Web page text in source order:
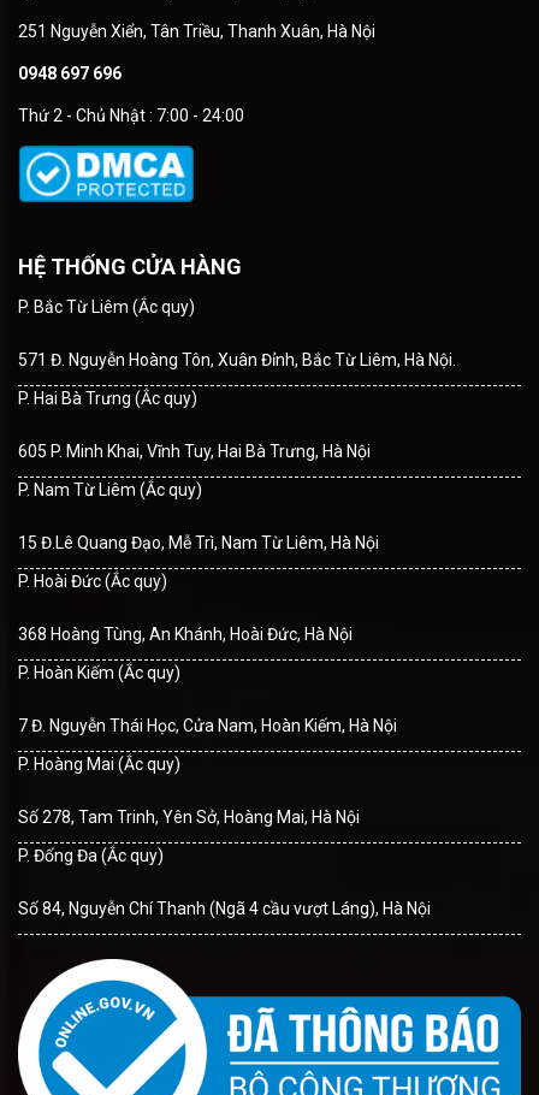
251 Nguyễn Xiển, Tân Triều, Thanh Xuân, Hà Nội
0948 697 696
Thứ 2 - Chủ Nhật : 7:00 - 24:00
HỆ THỐNG CỬA HÀNG
P. Bắc Từ Liêm (Ắc quy)
571 Đ. Nguyễn Hoàng Tôn, Xuân Đỉnh, Bắc Từ Liêm, Hà Nội.
P. Hai Bà Trưng (Ắc quy)
605 P. Minh Khai, Vĩnh Tuy, Hai Bà Trưng, Hà Nội
P. Nam Từ Liêm (Ắc quy)
15 Đ.Lê Quang Đạo, Mễ Trì, Nam Từ Liêm, Hà Nội
P. Hoài Đức (Ắc quy)
368 Hoàng Tùng, An Khánh, Hoài Đức, Hà Nội
P. Hoàn Kiếm (Ắc quy)
7 Đ. Nguyễn Thái Học, Cửa Nam, Hoàn Kiếm, Hà Nội
P. Hoàng Mai (Ắc quy)
Số 278, Tam Trinh, Yên Sở, Hoàng Mai, Hà Nội
P. Đống Đa (Ắc quy)
Số 84, Nguyễn Chí Thanh (Ngã 4 cầu vượt Láng), Hà Nội